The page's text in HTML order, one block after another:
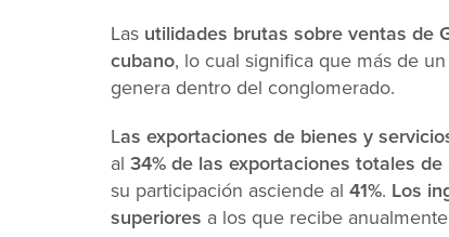
Las utilidades brutas sobre ventas de
cubano, lo cual significa que más de
genera dentro del conglomerado.
Las exportaciones de bienes y
al 34% de las exportaciones totales de
su participación asciende al 41%. Los
superiores a los que recibe